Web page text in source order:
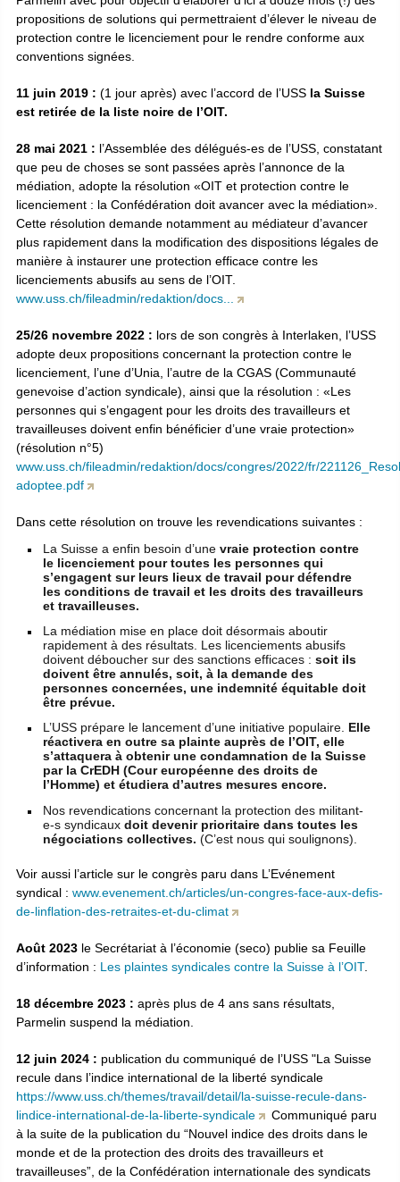
propositions de solutions qui permettraient d’élever le niveau de
protection contre le licenciement pour le rendre conforme aux
conventions signées.
11 juin 2019 :(1 jour après) avec l’accord de l’USS la Suisse
est retirée de la liste noire de l’OIT.
28 mai 2021 : l’Assemblée des délégués-es de l’USS, constatant
que peu de choses se sont passées après l’annonce de la
médiation, adopte la résolution «OIT et protection contre le
licenciement : la Confédération doit avancer avec la médiation».
Cette résolution demande notamment au médiateur d’avancer
plus rapidement dans la modification des dispositions légales de
manière à instaurer une protection efficace contre les
licenciements abusifs au sens de l’OIT.
www.uss.ch/fileadmin/redaktion/docs...
25/26 novembre 2022 : lors de son congrès à Interlaken, l’USS
adopte deux propositions concernant la protection contre le
licenciement, l’une d’Unia, l’autre de la CGAS (Communauté
genevoise d’action syndicale), ainsi que la résolution : «Les
personnes qui s’engagent pour les droits des travailleurs et
travailleuses doivent enfin bénéficier d’une vraie protection»
(résolution n°5)
www.uss.ch/fileadmin/redaktion/docs/congres/2022/fr/
adoptee.pdf
Dans cette résolution on trouve les revendications suivantes :
La Suisse a enfin besoin d’une vraie protection contre
le licenciement pour toutes les personnes qui
s’engagent sur leurs lieux de travail pour défendre
les conditions de travail et les droits des travailleurs
et travailleuses.
La médiation mise en place doit désormais aboutir
rapidement à des résultats. Les licenciements abusifs
doivent déboucher sur des sanctions efficaces : soit ils
doivent être annulés, soit, à la demande des
personnes concernées, une indemnité équitable doit
être prévue.
L’USS prépare le lancement d’une initiative populaire. Elle
réactivera en outre sa plainte auprès de l’OIT, elle
s’attaquera à obtenir une condamnation de la Suisse
par la CrEDH (Cour européenne des droits de
l’Homme) et étudiera d’autres mesures encore.
Nos revendications concernant la protection des militant-
e-s syndicaux doit devenir prioritaire dans toutes les
négociations collectives. (C’est nous qui soulignons).
Voir aussi l’article sur le congrès paru dans L’Evénement
syndical :www.evenement.ch/articles/un-congres-face-aux-defis-
de-linflation-des-retraites-et-du-climat
Août 2023 le Secrétariat à l’économie (seco) publie sa Feuille
d’information : Les plaintes syndicales contre la Suisse à l’OIT.
18 décembre 2023 :après plus de 4 ans sans résultats,
Parmelin suspend la médiation.
12 juin 2024 : publication du communiqué de l’USS "La Suisse
recule dans l’indice international de la liberté syndicale
https://www.uss.ch/themes/travail/detail/la-suisse-recule-dans-
lindice-international-de-la-liberte-syndicale
Communiqué paru
à la suite de la publication du “Nouvel indice des droits dans le
monde et de la protection des droits des travailleurs et
travailleuses”, de la Confédération internationale des syndicats